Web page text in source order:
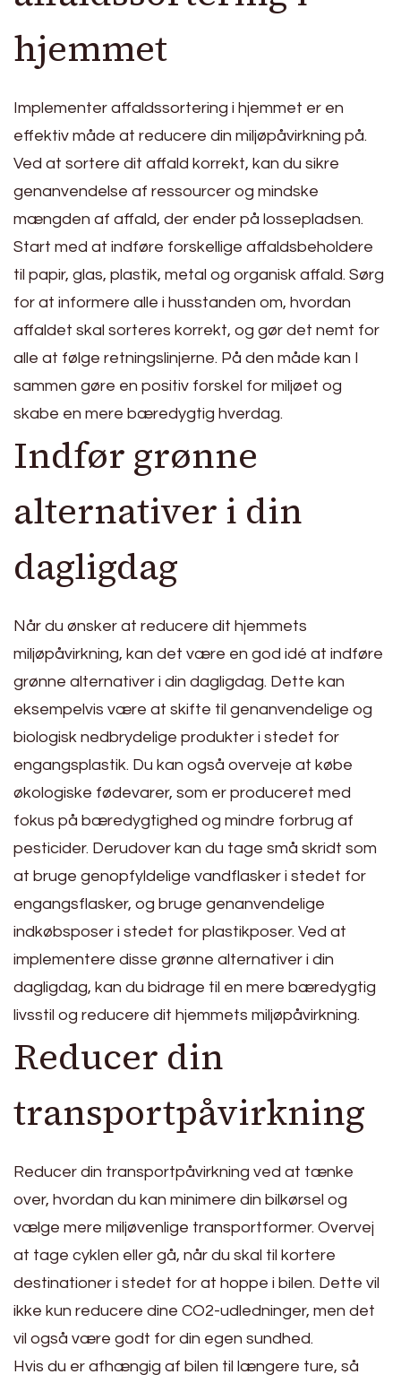
hjemmet
Implementer affaldssortering i hjemmet er en
effektiv måde at reducere din miljøpåvirkning på.
Ved at sortere dit affald korrekt, kan du sikre
genanvendelse af ressourcer og mindske
mængden af affald, der ender på lossepladsen.
Start med at indføre forskellige affaldsbeholdere
til papir, glas, plastik, metal og organisk affald. Sørg
for at informere alle i husstanden om, hvordan
affaldet skal sorteres korrekt, og gør det nemt for
alle at følge retningslinjerne. På den måde kan I
sammen gøre en positiv forskel for miljøet og
skabe en mere bæredygtig hverdag.
Indfør grønne
alternativer i din
dagligdag
Når du ønsker at reducere dit hjemmets
miljøpåvirkning, kan det være en god idé at indføre
grønne alternativer i din dagligdag. Dette kan
eksempelvis være at skifte til genanvendelige og
biologisk nedbrydelige produkter i stedet for
engangsplastik. Du kan også overveje at købe
økologiske fødevarer, som er produceret med
fokus på bæredygtighed og mindre forbrug af
pesticider. Derudover kan du tage små skridt som
at bruge genopfyldelige vandflasker i stedet for
engangsflasker, og bruge genanvendelige
indkøbsposer i stedet for plastikposer. Ved at
implementere disse grønne alternativer i din
dagligdag, kan du bidrage til en mere bæredygtig
livsstil og reducere dit hjemmets miljøpåvirkning.
Reducer din
transportpåvirkning
Reducer din transportpåvirkning ved at tænke
over, hvordan du kan minimere din bilkørsel og
vælge mere miljøvenlige transportformer. Overvej
at tage cyklen eller gå, når du skal til kortere
destinationer i stedet for at hoppe i bilen. Dette vil
ikke kun reducere dine CO2-udledninger, men det
vil også være godt for din egen sundhed.
Hvis du er afhængig af bilen til længere ture, så